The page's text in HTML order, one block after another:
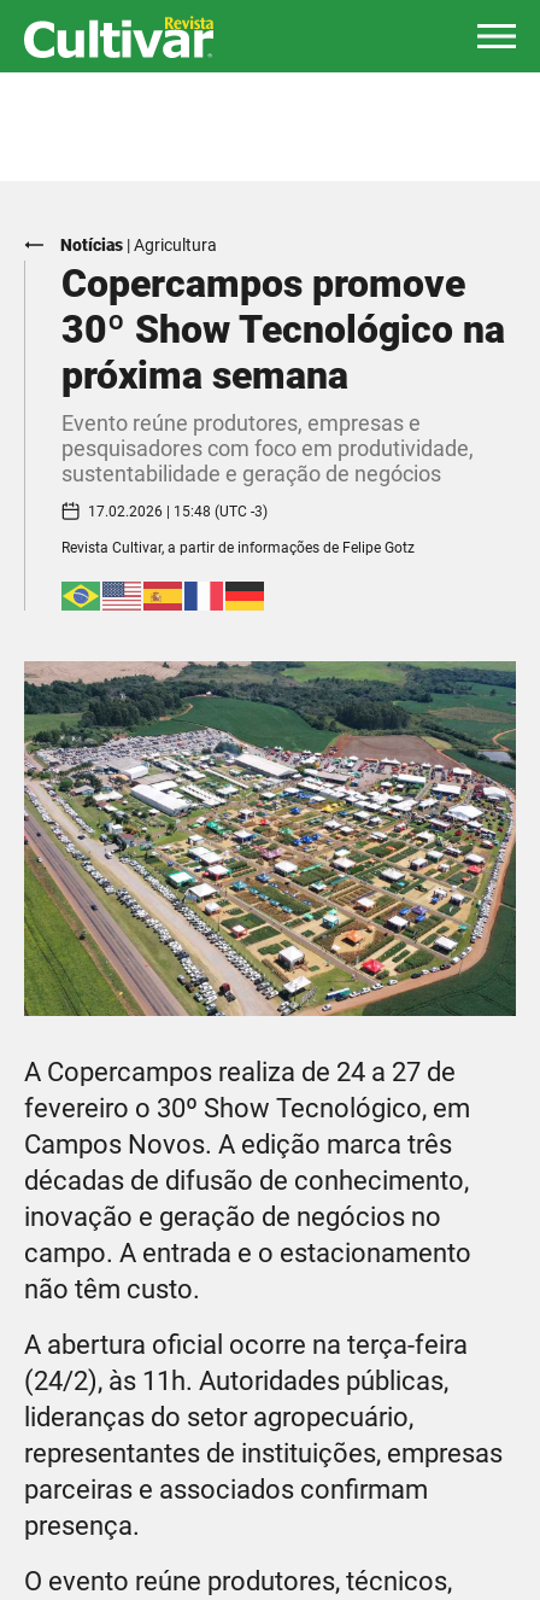
Notícias |Agricultura
Copercampos promove
30º Show Tecnológico na
próxima semana
Evento reúne produtores, empresas e
pesquisadores com foco em produtividade,
sustentabilidade e geração de negócios
17.02.2026 | 15:48 (UTC -3)
Revista Cultivar, a partir de informações de Felipe Gotz
A Copercampos realiza de 24 a 27 de
fevereiro o 30º Show Tecnológico, em
Campos Novos. A edição marca três
décadas de difusão de conhecimento,
inovação e geração de negócios no
campo. A entrada e o estacionamento
não têm custo.
A abertura oficial ocorre na terça-feira
(24/2), às 11h. Autoridades públicas,
lideranças do setor agropecuário,
representantes de instituições, empresas
parceiras e associados confirmam
presença.
O evento reúne produtores, técnicos,